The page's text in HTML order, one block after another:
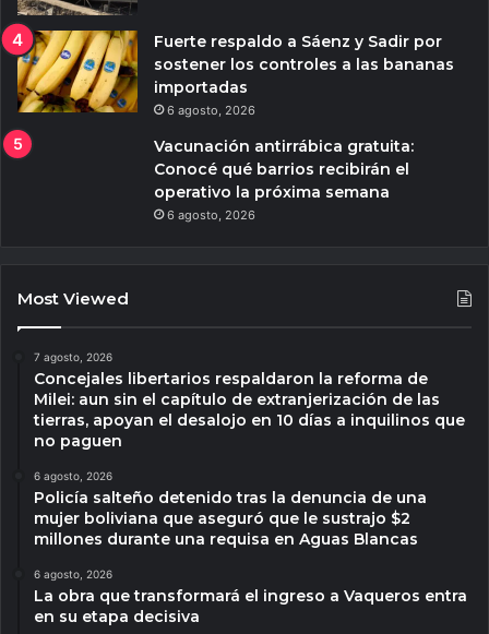
Fuerte respaldo a Sáenz y Sadir por
sostener los controles a las bananas
importadas
6 agosto, 2026
Vacunación antirrábica gratuita:
Conocé qué barrios recibirán el
operativo la próxima semana
6 agosto, 2026
Most Viewed
7 agosto, 2026
Concejales libertarios respaldaron la reforma de
Milei: aun sin el capítulo de extranjerización de las
tierras, apoyan el desalojo en 10 días a inquilinos que
no paguen
6 agosto, 2026
Policía salteño detenido tras la denuncia de una
mujer boliviana que aseguró que le sustrajo $2
millones durante una requisa en Aguas Blancas
6 agosto, 2026
La obra que transformará el ingreso a Vaqueros entra
en su etapa decisiva